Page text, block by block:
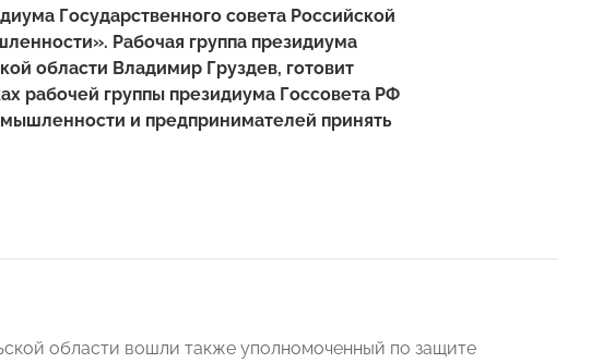
Государственного совета Российской
Рабочая группа президиума
области Владимир Груздев, готовит
рабочей группы президиума Госсовета РФ
и предпринимателей принять
области вошли также уполномоченный по защите